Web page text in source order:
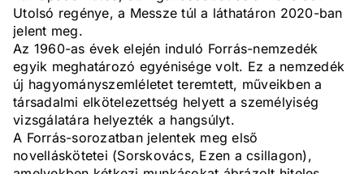
Utolsó regénye, a Messze túl a láthatáron 2020-ban
jelent meg.
Az 1960-as évek elején induló Forrás-nemzedék
egyik meghatározó egyénisége volt. Ez a nemzedék
új hagyományszemléletet teremtett, műveikben a
társadalmi elkötelezettség helyett a személyiség
vizsgálatára helyezték a hangsúlyt.
A Forrás-sorozatban jelentek meg első
novelláskötetei (Sorskovács, Ezen a csillagon),